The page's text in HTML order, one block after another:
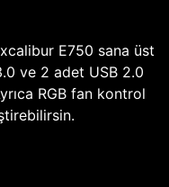
E750 sana üst
ve 2 adet USB 2.0
RGB fan kontrol